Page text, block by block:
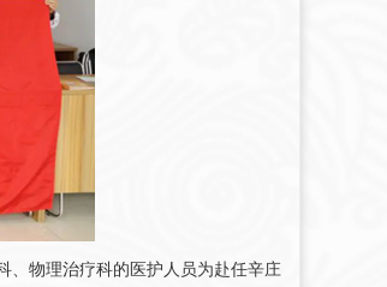
物理治疗科的医护人员为赴任辛庄